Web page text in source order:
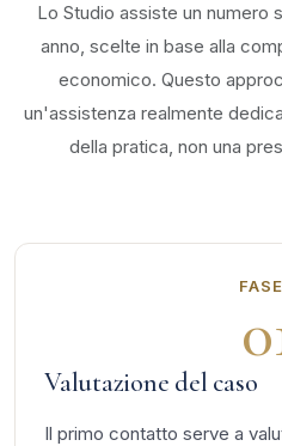
Lo Studio assiste un numero
anno, scelte in base alla
economico. Questo
un'assistenza realmente
della pratica, non una
Valutazione del caso
Il primo contatto serve a